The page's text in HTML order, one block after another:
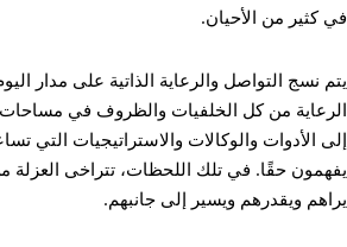
في كثير من الأحيان.
يتم نسج التواصل والرعاية الذاتية على مدار
الرعاية من كل الخلفيات والظروف في مساحات
إلى الأدوات والوكالات والاستراتيجيات
يفهمون حقًا. في تلك اللحظات، تتراخى العزلة
يراهم ويقدرهم ويسير إلى جانبهم.